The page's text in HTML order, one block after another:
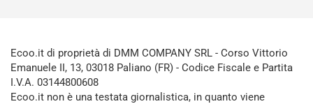
Ecoo.it di proprietà di DMM COMPANY SRL - Corso Vittorio
Emanuele II, 13, 03018 Paliano (FR) - Codice Fiscale e Partita
I.V.A. 03144800608
Ecoo.it non è una testata giornalistica, in quanto viene